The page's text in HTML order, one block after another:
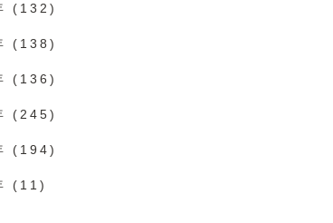
(132)
(138)
(136)
(245)
(194)
(11)